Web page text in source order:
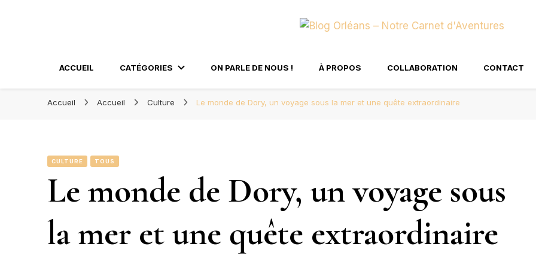
ACCUEIL CATÉGORIES ON PARLE DE NOUS ! À PROPOS COLLABORATION CONTACT
Accueil Accueil Culture Le monde de Dory, un voyage sous la mer et une quête extraordinaire
CULTURE TOUS
Le monde de Dory, un voyage sous
la mer et une quête extraordinaire